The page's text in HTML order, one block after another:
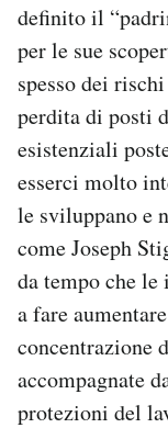
definito il
per le sue
spesso dei
perdita di posti
esistenziali
esserci molto
le sviluppano e
come Joseph
da tempo che
a fare
concentrazione
accompagnate
protezioni del